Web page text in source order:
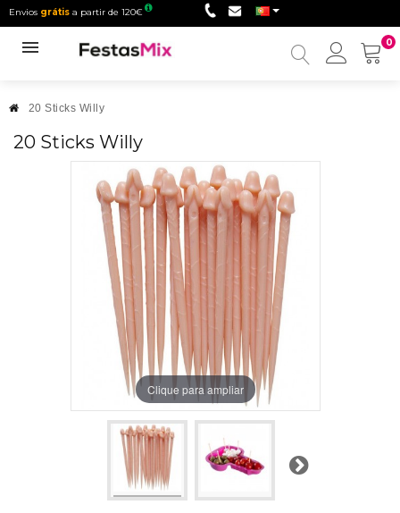
Envios grátis a partir de 120€
0
Minha
20 Sticks Willy
20 Sticks Willy
Clique para ampliar
Próximo